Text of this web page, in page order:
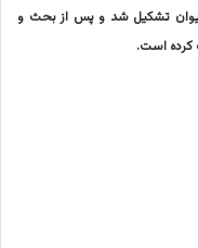
تشکیل شد و پس از بحث و
کرده است.